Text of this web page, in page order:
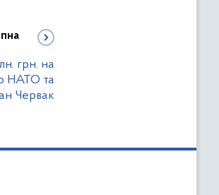
грн. на
НАТО та
Червак